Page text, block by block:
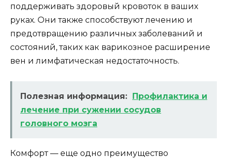
поддерживать здоровый кровоток в ваших
руках. Они также способствуют лечению и
предотвращению различных заболеваний и
состояний, таких как варикозное расширение
вен и лимфатическая недостаточность.
Полезная информация:
Профилактика и
лечение при сужении сосудов
головного мозга
Комфорт — еще одно преимущество